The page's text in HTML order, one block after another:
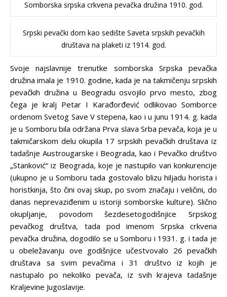
Somborska srpska crkvena pevačka družina 1910. god.
Srpski pevački dom kao sedište Saveta srpskih pevačkih
društava na plaketi iz 1914. god.
Svoje najslavnije trenutke somborska Srpska pevačka
družina imala je 1910. godine, kada je na takmičenju srpskih
pevačkih družina u Beogradu osvojilo prvo mesto, zbog
čega je kralj Petar I Karađorđević odlikovao Somborce
ordenom Svetog Save V stepena, kao i u junu 1914. g. kada
je u Somboru bila održana Prva slava Srba pevača, koja je u
takmičarskom delu okupila 17 srpskih pevačkih društava iz
tadašnje Austrougarske i Beograda, kao i Pevačko društvo
„Stanković“ iz Beograda, koje je nastupilo van konkurencije
(ukupno je u Somboru tada gostovalo blizu hiljadu horista i
horistkinja, što čini ovaj skup, po svom značaju i veličini, do
danas neprevaziđenim u istoriji somborske kulture). Slično
okupljanje, povodom šezdesetogodišnjice Srpskog
pevačkog društva, tada pod imenom Srpska crkvena
pevačka družina, dogodilo se u Somboru i 1931. g. i tada je
u obeležavanju ove godišnjice učestvovalo 26 pevačkih
društava sa svim pevačima i 31 društvo iz kojih je
nastupalo po nekoliko pevača, iz svih krajeva tadašnje
Kraljevine Jugoslavije.